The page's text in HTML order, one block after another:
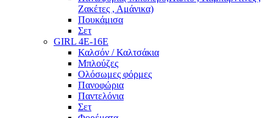
Ζακέτες , Αμάνικα)
Πουκάμισα
Σετ
GIRL 4Ε-16Ε
Καλσόν / Καλτσάκια
Μπλούζες
Ολόσωμες φόρμες
Πανοφώρια
Παντελόνια
Σετ